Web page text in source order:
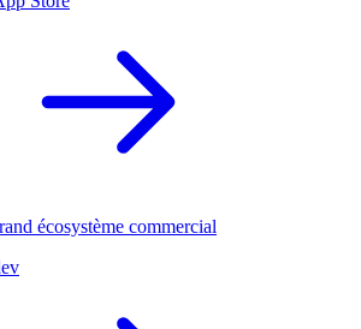
écosystème commercial